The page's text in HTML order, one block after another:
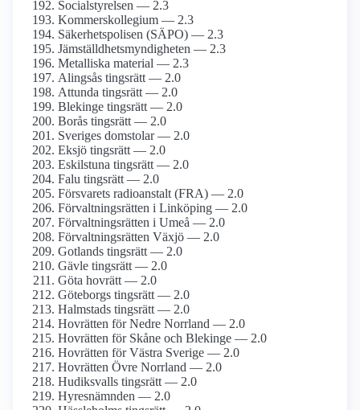
Socialstyrelsen — 2.3
Kommers­kollegium — 2.3
Säkerhetspolisen (SÄPO) — 2.3
Jämställdhets­myndigheten — 2.3
Metalliska material — 2.3
Alingsås tingsrätt — 2.0
Attunda tingsrätt — 2.0
Blekinge tingsrätt — 2.0
Borås tingsrätt — 2.0
Sveriges domstolar — 2.0
Eksjö tingsrätt — 2.0
Eskilstuna tingsrätt — 2.0
Falu tingsrätt — 2.0
Försvarets radioanstalt (FRA) — 2.0
Förvaltningsrätten i Linköping — 2.0
Förvaltningsrätten i Umeå — 2.0
Förvaltningsrätten Växjö — 2.0
Gotlands tingsrätt — 2.0
Gävle tingsrätt — 2.0
Göta hovrätt — 2.0
Göteborgs tingsrätt — 2.0
Halmstads tingsrätt — 2.0
Hovrätten för Nedre Norrland — 2.0
Hovrätten för Skåne och Blekinge — 2.0
Hovrätten för Västra Sverige — 2.0
Hovrätten Övre Norrland — 2.0
Hudiksvalls tingsrätt — 2.0
Hyres­nämnden — 2.0